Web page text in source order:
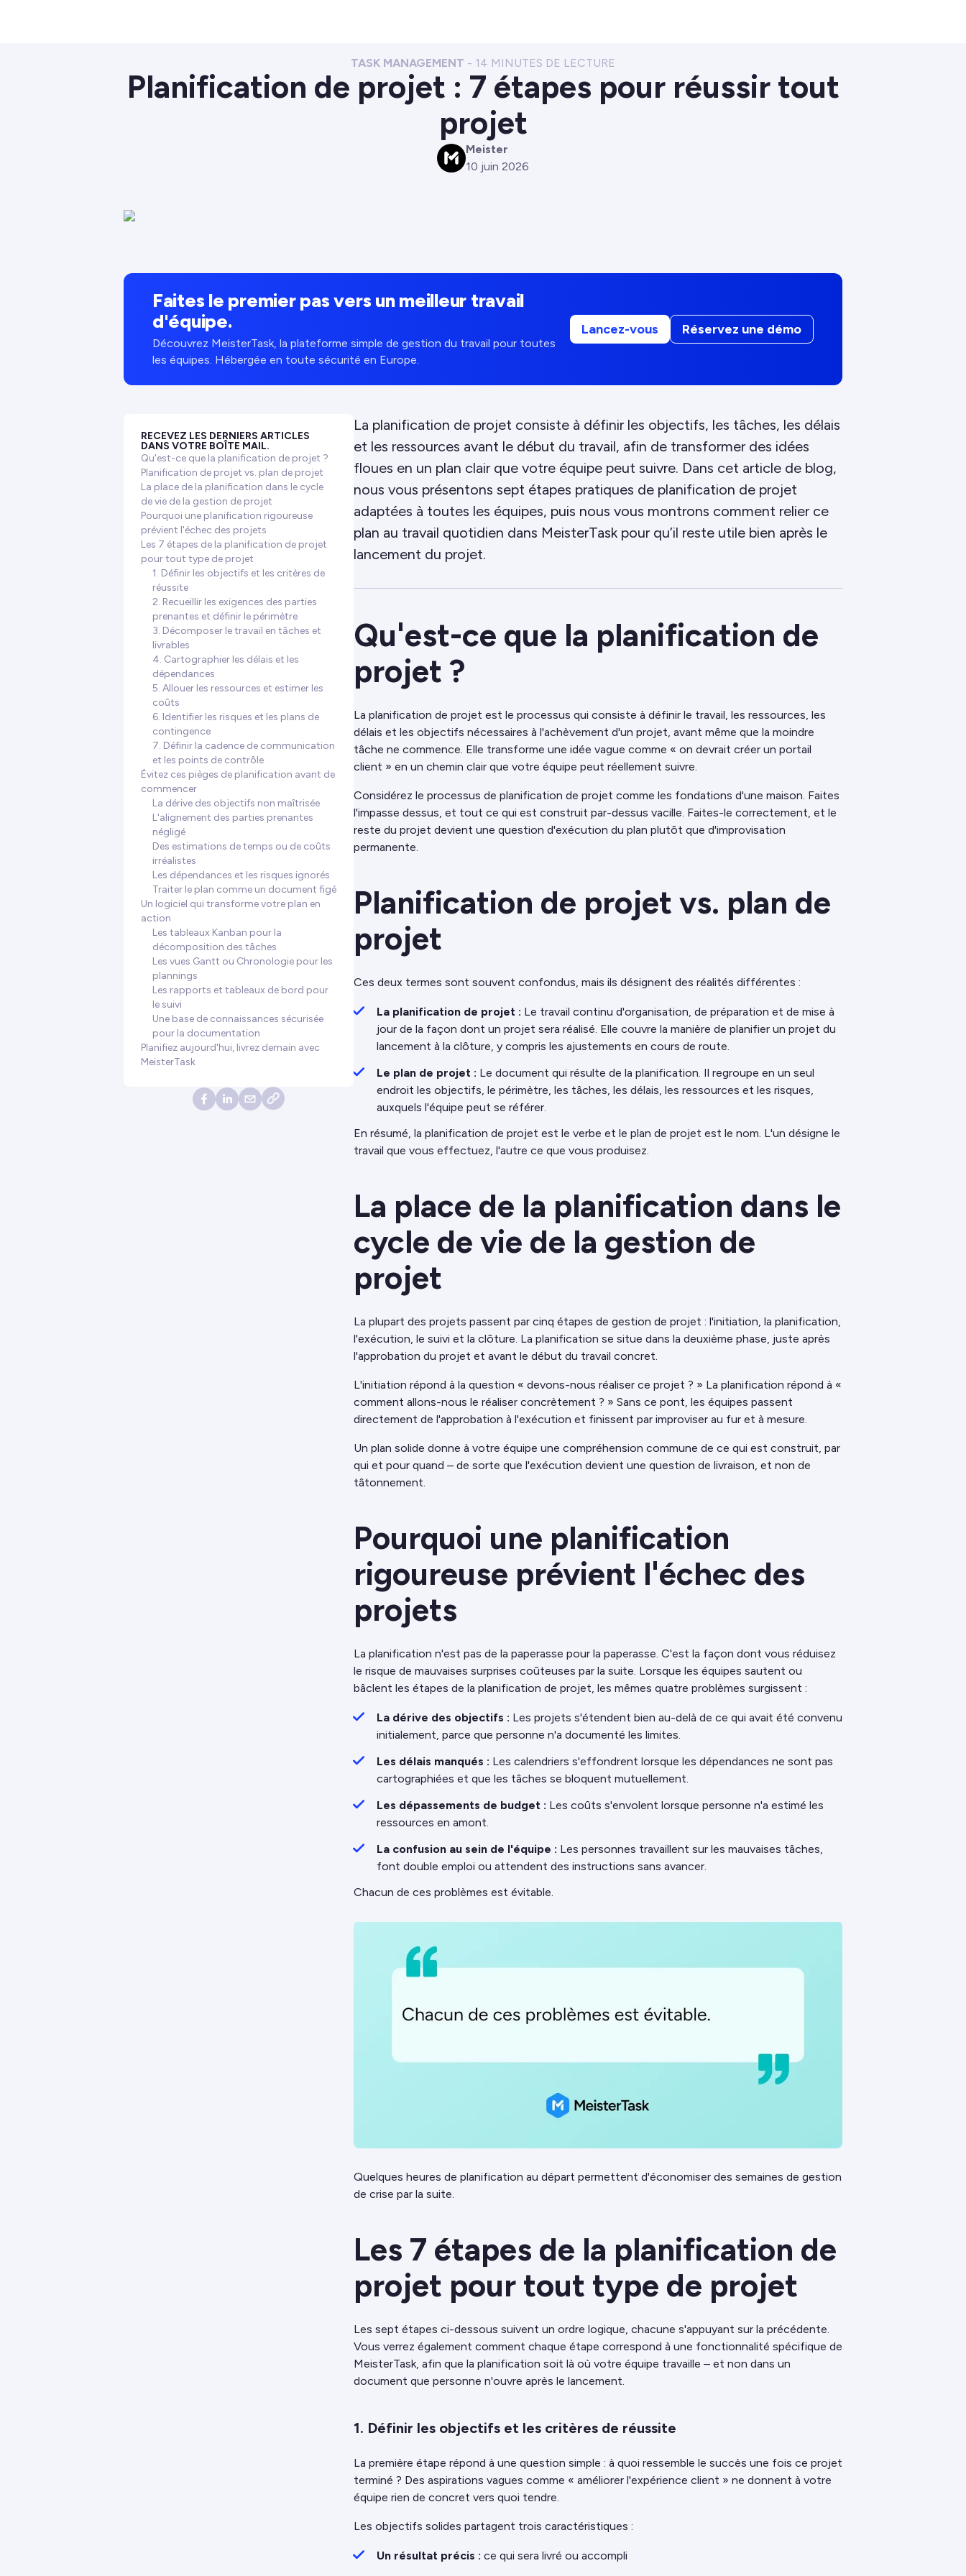
TASK MANAGEMENT - 14 MINUTES DE LECTURE
Planification de projet : 7 étapes pour réussir tout
projet
M
Meister
10 juin 2026
Faites le premier pas vers un meilleur travail
d'équipe.
Découvrez MeisterTask, la plateforme simple de gestion du travail pour toutes
les équipes. Hébergée en toute sécurité en Europe.
Lancez-vous Réservez une démo
RECEVEZ LES DERNIERS ARTICLES
DANS VOTRE BOÎTE MAIL.
Qu'est-ce que la planification de projet ?
Planification de projet vs. plan de projet
La place de la planification dans le cycle
de vie de la gestion de projet
Pourquoi une planification rigoureuse
prévient l'échec des projets
Les 7 étapes de la planification de projet
pour tout type de projet
1. Définir les objectifs et les critères de
réussite
2. Recueillir les exigences des parties
prenantes et définir le périmètre
3. Décomposer le travail en tâches et
livrables
4. Cartographier les délais et les
dépendances
5. Allouer les ressources et estimer les
coûts
6. Identifier les risques et les plans de
contingence
7. Définir la cadence de communication
et les points de contrôle
Évitez ces pièges de planification avant de
commencer
La dérive des objectifs non maîtrisée
L'alignement des parties prenantes
négligé
Des estimations de temps ou de coûts
irréalistes
Les dépendances et les risques ignorés
Traiter le plan comme un document figé
Un logiciel qui transforme votre plan en
action
Les tableaux Kanban pour la
décomposition des tâches
Les vues Gantt ou Chronologie pour les
plannings
Les rapports et tableaux de bord pour
le suivi
Une base de connaissances sécurisée
pour la documentation
Planifiez aujourd'hui, livrez demain avec
MeisterTask
La planification de projet consiste à définir les objectifs, les tâches, les délais
et les ressources avant le début du travail, afin de transformer des idées
floues en un plan clair que votre équipe peut suivre. Dans cet article de blog,
nous vous présentons sept étapes pratiques de planification de projet
adaptées à toutes les équipes, puis nous vous montrons comment relier ce
plan au travail quotidien dans MeisterTask pour qu’il reste utile bien après le
lancement du projet.
Qu'est-ce que la planification de
projet ?
La planification de projet est le processus qui consiste à définir le travail, les ressources, les
délais et les objectifs nécessaires à l'achèvement d'un projet, avant même que la moindre
tâche ne commence. Elle transforme une idée vague comme « on devrait créer un portail
client » en un chemin clair que votre équipe peut réellement suivre.
Considérez le processus de planification de projet comme les fondations d'une maison. Faites
l'impasse dessus, et tout ce qui est construit par-dessus vacille. Faites-le correctement, et le
reste du projet devient une question d'exécution du plan plutôt que d'improvisation
permanente.
Planification de projet vs. plan de
projet
Ces deux termes sont souvent confondus, mais ils désignent des réalités différentes :
La planification de projet : Le travail continu d'organisation, de préparation et de mise à
jour de la façon dont un projet sera réalisé. Elle couvre la manière de planifier un projet du
lancement à la clôture, y compris les ajustements en cours de route.
Le plan de projet : Le document qui résulte de la planification. Il regroupe en un seul
endroit les objectifs, le périmètre, les tâches, les délais, les ressources et les risques,
auxquels l'équipe peut se référer.
En résumé, la planification de projet est le verbe et le plan de projet est le nom. L'un désigne le
travail que vous effectuez, l'autre ce que vous produisez.
La place de la planification dans le
cycle de vie de la gestion de
projet
La plupart des projets passent par cinq étapes de gestion de projet : l'initiation, la planification,
l'exécution, le suivi et la clôture. La planification se situe dans la deuxième phase, juste après
l'approbation du projet et avant le début du travail concret.
L'initiation répond à la question « devons-nous réaliser ce projet ? » La planification répond à «
comment allons-nous le réaliser concrètement ? » Sans ce pont, les équipes passent
directement de l'approbation à l'exécution et finissent par improviser au fur et à mesure.
Un plan solide donne à votre équipe une compréhension commune de ce qui est construit, par
qui et pour quand – de sorte que l'exécution devient une question de livraison, et non de
tâtonnement.
Pourquoi une planification
rigoureuse prévient l'échec des
projets
La planification n'est pas de la paperasse pour la paperasse. C'est la façon dont vous réduisez
le risque de mauvaises surprises coûteuses par la suite. Lorsque les équipes sautent ou
bâclent les étapes de la planification de projet, les mêmes quatre problèmes surgissent :
La dérive des objectifs : Les projets s'étendent bien au-delà de ce qui avait été convenu
initialement, parce que personne n'a documenté les limites.
Les délais manqués : Les calendriers s'effondrent lorsque les dépendances ne sont pas
cartographiées et que les tâches se bloquent mutuellement.
Les dépassements de budget : Les coûts s'envolent lorsque personne n'a estimé les
ressources en amont.
La confusion au sein de l'équipe : Les personnes travaillent sur les mauvaises tâches,
font double emploi ou attendent des instructions sans avancer.
Chacun de ces problèmes est évitable.
Quelques heures de planification au départ permettent d'économiser des semaines de gestion
de crise par la suite.
Les 7 étapes de la planification de
projet pour tout type de projet
Les sept étapes ci-dessous suivent un ordre logique, chacune s'appuyant sur la précédente.
Vous verrez également comment chaque étape correspond à une fonctionnalité spécifique de
MeisterTask, afin que la planification soit là où votre équipe travaille – et non dans un
document que personne n'ouvre après le lancement.
1. Définir les objectifs et les critères de réussite
La première étape répond à une question simple : à quoi ressemble le succès une fois ce projet
terminé ? Des aspirations vagues comme « améliorer l'expérience client » ne donnent à votre
équipe rien de concret vers quoi tendre.
Les objectifs solides partagent trois caractéristiques :
Un résultat précis : ce qui sera livré ou accompli